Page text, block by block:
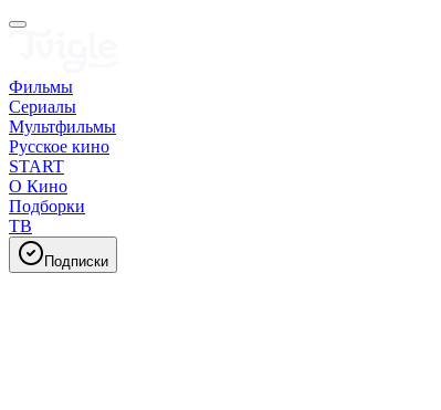
Фильмы
Сериалы
Мультфильмы
Русское кино
START
О Кино
Подборки
ТВ
Подписки